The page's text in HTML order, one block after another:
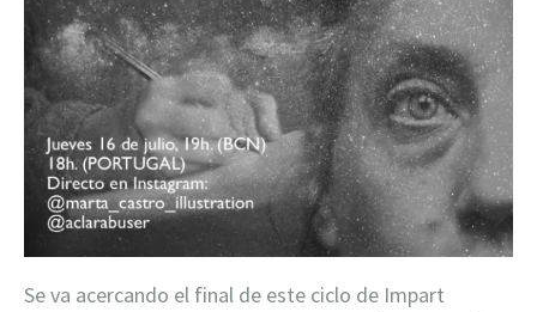
Se va acercando el final de este ciclo de Impart